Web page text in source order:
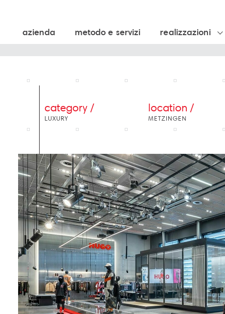
azienda metodo e servizi realizzazioni
category /
LUXURY
location /
METZINGEN